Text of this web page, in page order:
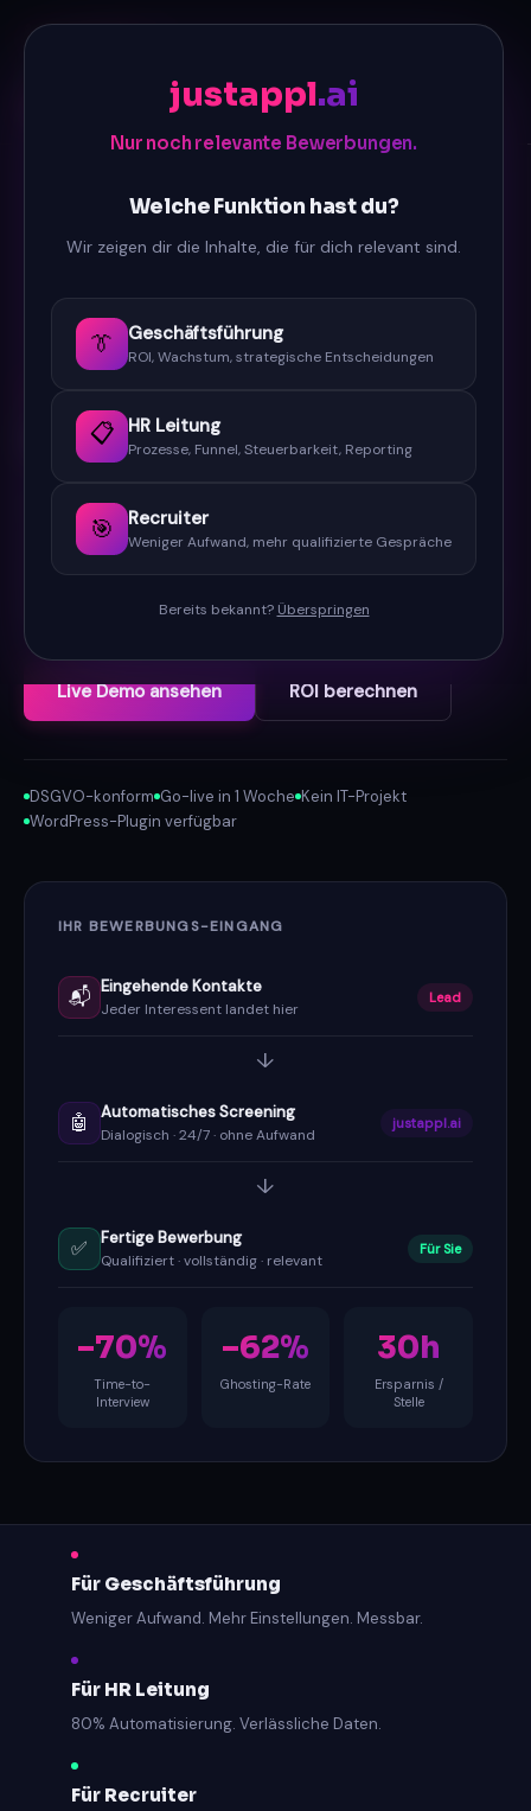
justappl.ai
Nur noch relevante Bewerbungen.
Welche Funktion hast du?
Wir zeigen dir die Inhalte, die für dich relevant sind.
👔 Geschäftsführung
ROI, Wachstum, strategische Entscheidungen
📋 HR Leitung
Prozesse, Funnel, Steuerbarkeit, Reporting
🎯 Recruiter
Weniger Aufwand, mehr qualifizierte Gespräche
Bereits bekannt? Überspringen
justappl.ai
☀️ Kontakt Live Demo
FÜR WEN BIST DU HIER?
FÜR GESCHÄFTSFÜHRUNG & ENTSCHEIDER
Nur noch relevante
Bewerbungen.
Ihr Recruiting-Team arbeitet an Einstellungen —
nicht an Verwaltung. Wir empfangen jeden
Kontakt, qualifizieren automatisch und liefern nur
die relevanten weiter.
Live Demo ansehen ROI berechnen
DSGVO-konform Go-live in 1 Woche Kein IT-Projekt
WordPress-Plugin verfügbar
IHR BEWERBUNGS-EINGANG
📬 Eingehende Kontakte
Jeder Interessent landet hier
Lead
↓
🤖 Automatisches Screening
Dialogisch · 24/7 · ohne Aufwand
justappl.ai
↓
✅ Fertige Bewerbung
Qualifiziert · vollständig · relevant
Für Sie
–70%
Time-to-
Interview
–62%
Ghosting-Rate
30h
Ersparnis /
Stelle
Für Geschäftsführung
Weniger Aufwand. Mehr Einstellungen. Messbar.
Für HR Leitung
80% Automatisierung. Verlässliche Daten.
Für Recruiter